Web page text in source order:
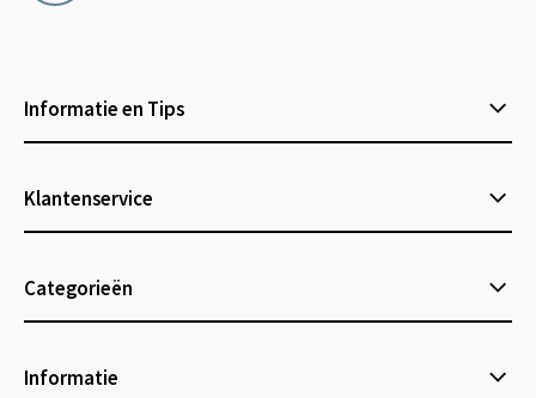
Informatie en Tips
Klantenservice
Categorieën
Informatie